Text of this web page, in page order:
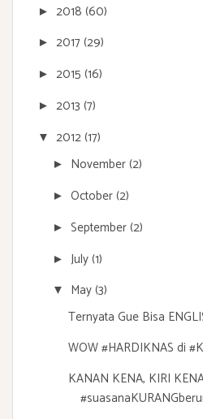
► 2018 (60)
► 2017(29)
► 2015 (16)
► 2013 (7)
▼ 2012(17)
► November(2)
► October(2)
► September(2)
► July(1)
▼ May(3)
Ternyata Gue Bisa
WOW #HARDIKNAS di
KANAN KENA, KIRI